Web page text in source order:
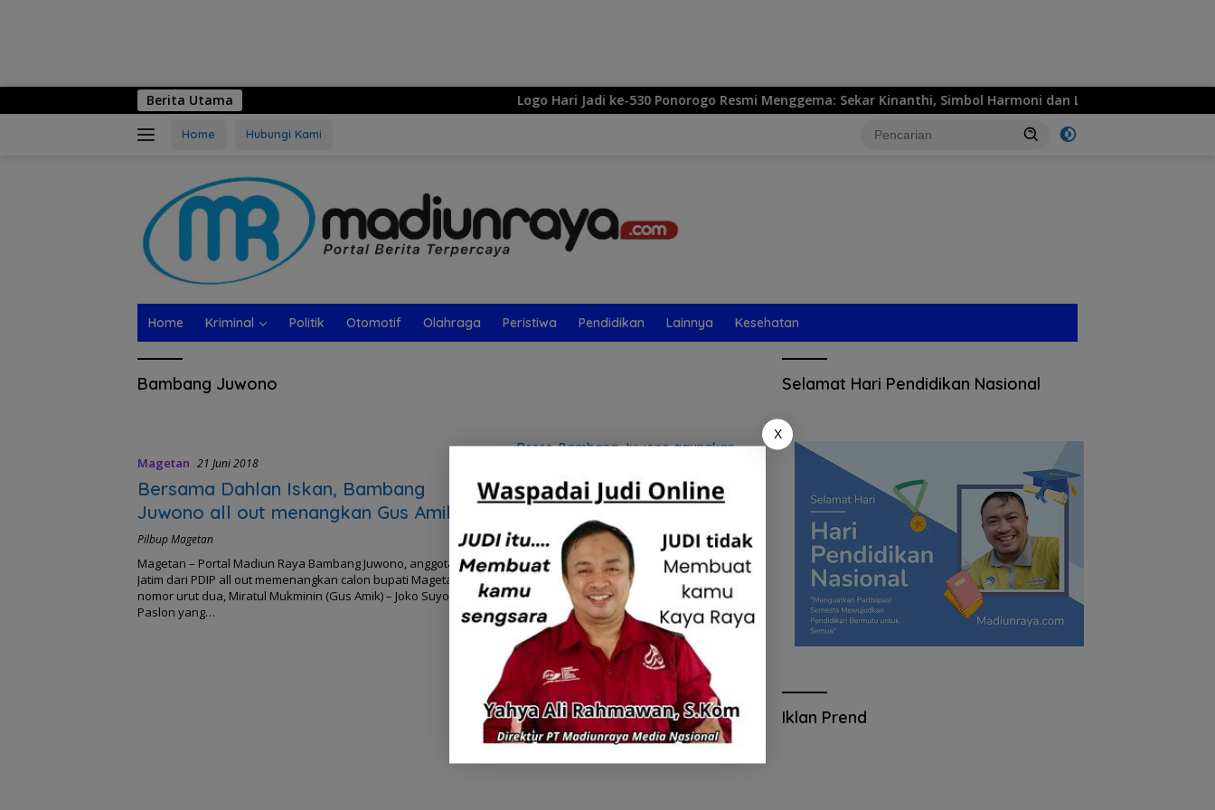
Berita Utama Logo Hari Jadi ke-530 Ponorogo Resmi Menggema: Sekar Kinanthi, Simbol Harmoni dan Langkah Maju
Home Hubungi Kami
Home Kriminal Politik Otomotif Olahraga Peristiwa Pendidikan Lainnya Kesehatan
Bambang Juwono
Magetan 21 Juni 2018
Bersama Dahlan Iskan, Bambang
Juwono all out menangkan Gus Amik –
Joko di Pilbup Magetan 2018
Pilbup Magetan
Magetan – Portal Madiun Raya Bambang Juwono, anggota DPRD
Jatim dari PDIP all out memenangkan calon bupati Magetan
nomor urut dua, Miratul Mukminin (Gus Amik) – Joko Suyono.
Paslon yang…
Reses, Bambang Juwono gaungkan
Selamat Hari Pendidikan Nasional
Iklan Prend
X